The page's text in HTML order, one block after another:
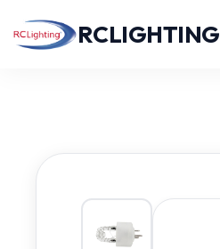
RCLIGHTING